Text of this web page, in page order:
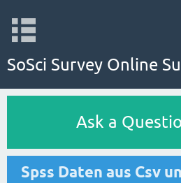
SoSci Survey Online
Ask a
Spss Daten aus Csv